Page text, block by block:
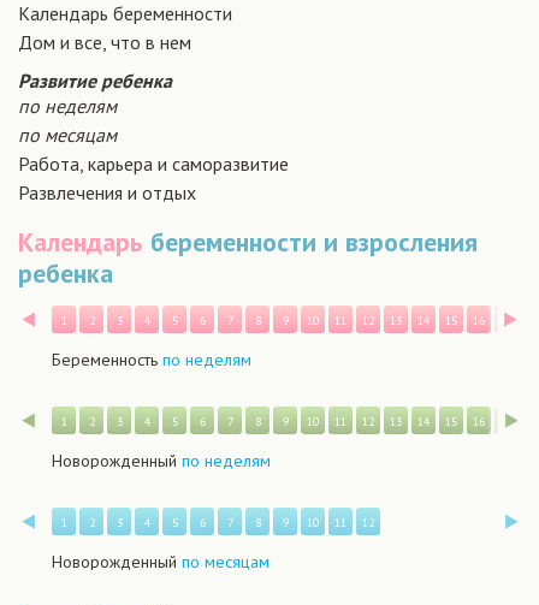
Календарь беременности
Дом и все, что в нем
Развитие ребенка
по неделям
по месяцам
Работа, карьера и саморазвитие
Развлечения и отдых
Календарь беременности и взросления
ребенка
Назад
1 2 3 4 5 6 7 8 9 10 11 12 13 14 15 16 17
Беременность по неделям
Назад
1 2 3 4 5 6 7 8 9 10 11 12 13 14 15 16 17
Новорожденный по неделям
Назад
1 2 3 4 5 6 7 8 9 10 11 12
Новорожденный по месяцам